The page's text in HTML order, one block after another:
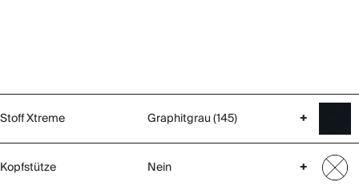
Stoff Xtreme Graphitgrau (145) +
Kopfstütze Nein +